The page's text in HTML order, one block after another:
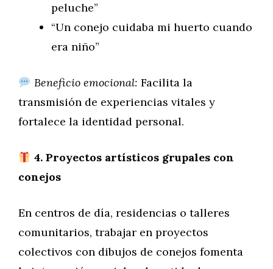
peluche”
“Un conejo cuidaba mi huerto cuando
era niño”
Beneficio emocional: Facilita la
transmisión de experiencias vitales y
fortalece la identidad personal.
4. Proyectos artísticos grupales con
conejos
En centros de día, residencias o talleres
comunitarios, trabajar en proyectos
colectivos con dibujos de conejos fomenta